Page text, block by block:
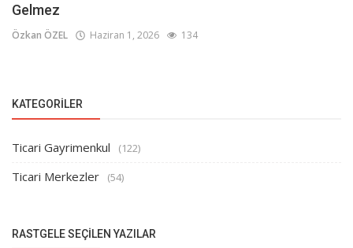
Gelmez
Özkan ÖZEL Haziran 1, 2026 134
KATEGORILER
Ticari Gayrimenkul (122)
Ticari Merkezler (54)
RASTGELE SEÇILEN YAZILAR